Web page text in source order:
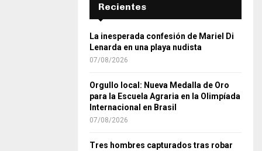
Recientes
La inesperada confesión de Mariel Di
Lenarda en una playa nudista
07/08/2026
Orgullo local: Nueva Medalla de Oro
para la Escuela Agraria en la Olimpíada
Internacional en Brasil
07/08/2026
Tres hombres capturados tras robar